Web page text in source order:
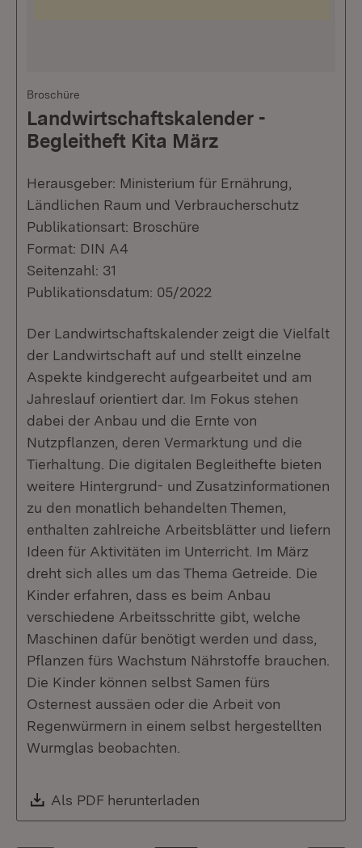
Broschüre
Landwirtschaftskalender -
Begleitheft Kita März
Herausgeber: Ministerium für Ernährung,
Ländlichen Raum und Verbraucherschutz
Publikationsart: Broschüre
Format: DIN A4
Seitenzahl: 31
Publikationsdatum: 05/2022
Der Landwirtschaftskalender zeigt die Vielfalt
der Landwirtschaft auf und stellt einzelne
Aspekte kindgerecht aufgearbeitet und am
Jahreslauf orientiert dar. Im Fokus stehen
dabei der Anbau und die Ernte von
Nutzpflanzen, deren Vermarktung und die
Tierhaltung. Die digitalen Begleithefte bieten
weitere Hintergrund- und Zusatzinformationen
zu den monatlich behandelten Themen,
enthalten zahlreiche Arbeitsblätter und liefern
Ideen für Aktivitäten im Unterricht. Im März
dreht sich alles um das Thema Getreide. Die
Kinder erfahren, dass es beim Anbau
verschiedene Arbeitsschritte gibt, welche
Maschinen dafür benötigt werden und dass,
Pflanzen fürs Wachstum Nährstoffe brauchen.
Die Kinder können selbst Samen fürs
Osternest aussäen oder die Arbeit von
Regenwürmern in einem selbst hergestellten
Wurmglas beobachten.
Download:
Als PDF herunterladen